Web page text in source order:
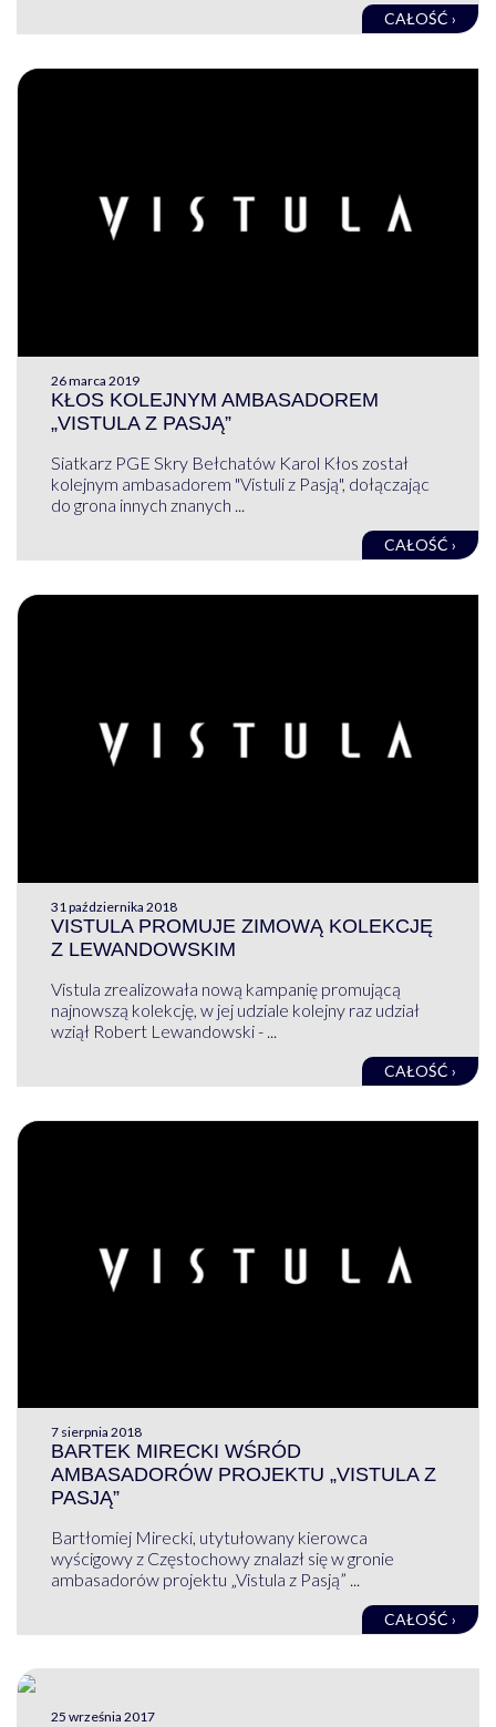
CAŁOŚĆ ›
26 marca 2019
KŁOS KOLEJNYM AMBASADOREM
„VISTULA Z PASJĄ”
Siatkarz PGE Skry Bełchatów Karol Kłos został
kolejnym ambasadorem "Vistuli z Pasją", dołączając
do grona innych znanych ...
CAŁOŚĆ ›
31 października 2018
VISTULA PROMUJE ZIMOWĄ KOLEKCJĘ
Z LEWANDOWSKIM
Vistula zrealizowała nową kampanię promującą
najnowszą kolekcję, w jej udziale kolejny raz udział
wziął Robert Lewandowski - ...
CAŁOŚĆ ›
7 sierpnia 2018
BARTEK MIRECKI WŚRÓD
AMBASADORÓW PROJEKTU „VISTULA Z
PASJĄ”
Bartłomiej Mirecki, utytułowany kierowca
wyścigowy z Częstochowy znalazł się w gronie
ambasadorów projektu „Vistula z Pasją” ...
CAŁOŚĆ ›
25 września 2017